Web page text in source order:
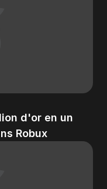
d'or en un
Robux